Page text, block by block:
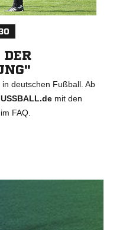
deutschen Fußball. Ab
mit den
FAQ.